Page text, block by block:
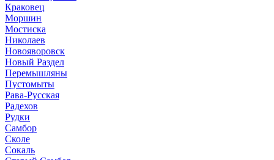
Краковец
Моршин
Мостиска
Николаев
Новояворовск
Новый Раздел
Перемышляны
Пустомыты
Рава-Русская
Радехов
Рудки
Самбор
Сколе
Сокаль